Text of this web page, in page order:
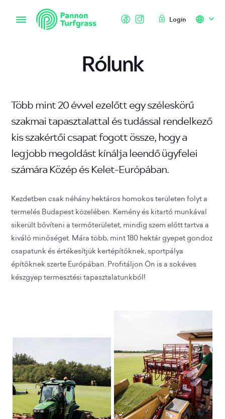
Login
Rólunk
Több mint 20 évvel ezelőtt egy széleskörű
szakmai tapasztalattal és tudással rendelkező
kis szakértői csapat fogott össze, hogy a
legjobb megoldást kínálja leendő ügyfelei
számára Közép és Kelet-Európában.
Kezdetben csak néhány hektáros homokos területen folyt a
termelés Budapest közelében. Kemény és kitartó munkával
sikerült bővíteni a termőterületet, mindig szem előtt tartva a
kiváló minőséget. Mára több, mint 180 hektár gyepet gondoz
csapatunk és értékesítjük kertépítőknek, sportpálya
építőknek szerte Európában. Profitáljon Ön is a sokéves
készgyep termesztési tapasztalatunkból!